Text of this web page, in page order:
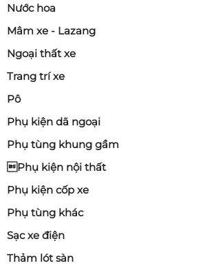
Nước hoa
Mâm xe - Lazang
Ngoại thất xe
Trang trí xe
Pô
Phụ kiện dã ngoại
Phụ tùng khung gầm
Phụ kiện nội thất
Phụ kiện cốp xe
Phụ tùng khác
Sạc xe điện
Thảm lót sàn